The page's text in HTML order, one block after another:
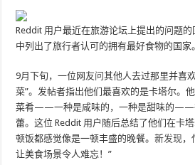
Reddit 用户最近在旅游论坛上提出的问题
中列出了旅行者认可的拥有最好食物的国家。
9月下旬，一位网友问其他人去过那里并喜
菜”。发帖者指出他们最喜欢的是卡塔尔。
菜肴——一种是咸味的，一种是甜味的——
蕾。这位 Reddit 用户随后总结了他们在卡
顿饭都感觉像是一顿丰盛的晚餐。新发现，
让美食场景令人难忘！”